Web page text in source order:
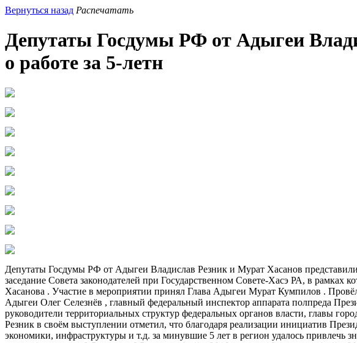
Вернуться назад Распечатать
Депутаты Госдумы РФ от Адыгеи
о работе за 5-летн
Депутаты Госдумы РФ от Адыгеи Владислав Резник и Мурат Хасанов
заседание Совета законодателей при Государственном Совете-Хасэ РА, в
Хасанова . Участие в мероприятии принял Глава Адыгеи Мурат Кумпилов .
Адыгеи Олег Селезнёв , главный федеральный инспектор аппарата полпреда
руководители территориальных структур федеральных органов власти, главы
Резник в своём выступлении отметил, что благодаря реализации инициатив
экономики, инфраструктуры и т.д. за минувшие 5 лет в регион удалось привлечь